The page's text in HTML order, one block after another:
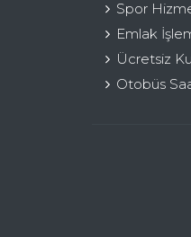
Spor
Emlak
Ücretsiz
Otobüs